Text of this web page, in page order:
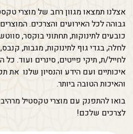
אצלנו תמצאו מגוון רחב של מוצרי
גבוהה לכל האירועים והצרכים.
כובעים לתינוקות, תחתוני בוקסר,
לחלה, בגדי גוף לתינוקות, מגבות,
לחייל/ת, תיקי פייטים, סינרים ועוד.
איכותיים ועם הידע והנסיון שלנו את
והאיכות הטובה ביותר.
בואו להתפנק עם מוצרי טקסטיל
לצרכים שלכם!